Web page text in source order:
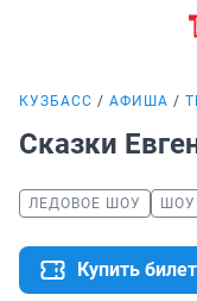
КУЗБАСС АФИША
Сказки
ЛЕДОВОЕ ШОУ ШОУ
Купить